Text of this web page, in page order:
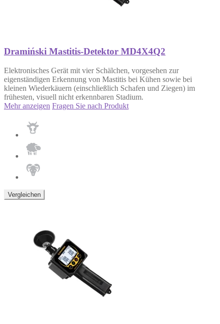
Dramiński Mastitis-Detektor MD4X4Q2
Elektronisches Gerät mit vier Schälchen, vorgesehen zur
eigenständigen Erkennung von Mastitis bei Kühen sowie bei
kleinen Wiederkäuern (einschließlich Schafen und Ziegen) im
frühesten, visuell nicht erkennbaren Stadium.
Mehr anzeigen Fragen Sie nach Produkt
Vergleichen